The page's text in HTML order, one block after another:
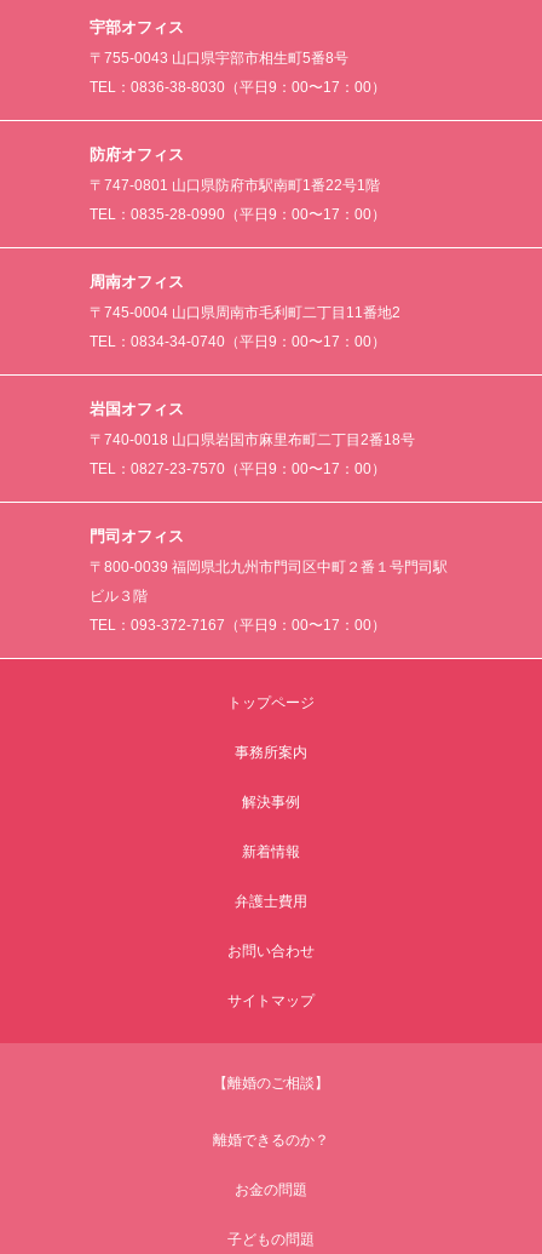
宇部オフィス
〒755-0043 山口県宇部市相生町5番8号
TEL：0836-38-8030（平日9：00〜17：00）
防府オフィス
〒747-0801 山口県防府市駅南町1番22号1階
TEL：0835-28-0990（平日9：00〜17：00）
周南オフィス
〒745-0004 山口県周南市毛利町二丁目11番地2
TEL：0834-34-0740（平日9：00〜17：00）
岩国オフィス
〒740-0018 山口県岩国市麻里布町二丁目2番18号
TEL：0827-23-7570（平日9：00〜17：00）
門司オフィス
〒800-0039 福岡県北九州市門司区中町２番１号門司駅
ビル３階
TEL：093-372-7167（平日9：00〜17：00）
トップページ
事務所案内
解決事例
新着情報
弁護士費用
お問い合わせ
サイトマップ
【離婚のご相談】
離婚できるのか？
お金の問題
子どもの問題